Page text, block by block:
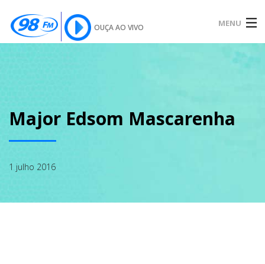
OUÇA AO VIVO MENU
SOBRE
PODCAST
Major Edsom Mascarenha
1 julho 2016